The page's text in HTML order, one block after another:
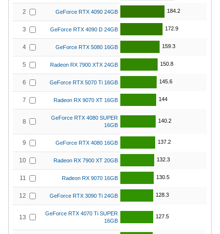
2 GeForce RTX 4090 24GB 184.2
3 GeForce RTX 4090 D 24GB 172.9
4 GeForce RTX 5080 16GB 159.3
5 Radeon RX 7900 XTX 24GB 150.8
6 GeForce RTX 5070 Ti 16GB 145.6
7 Radeon RX 9070 XT 16GB 144
8
GeForce RTX 4080 SUPER
16GB
140.2
9 GeForce RTX 4080 16GB 137.2
10 Radeon RX 7900 XT 20GB 132.3
11 Radeon RX 9070 16GB 130.5
12 GeForce RTX 3090 Ti 24GB 128.3
13
GeForce RTX 4070 Ti SUPER
16GB
127.5